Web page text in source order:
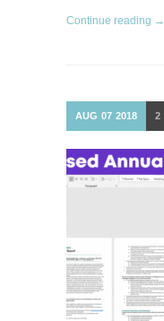
Continue reading →
AUG 07 2018 2